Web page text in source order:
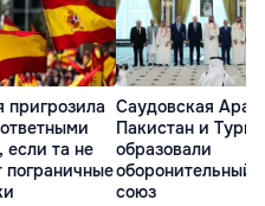
пригрозила
та не
пограничные
Саудовская
Пакистан и
образовали
оборонительный
союз